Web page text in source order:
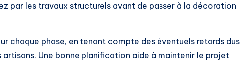
par les travaux structurels avant de passer à la décoration
chaque phase, en tenant compte des éventuels retards dus
Une bonne planification aide à maintenir le projet